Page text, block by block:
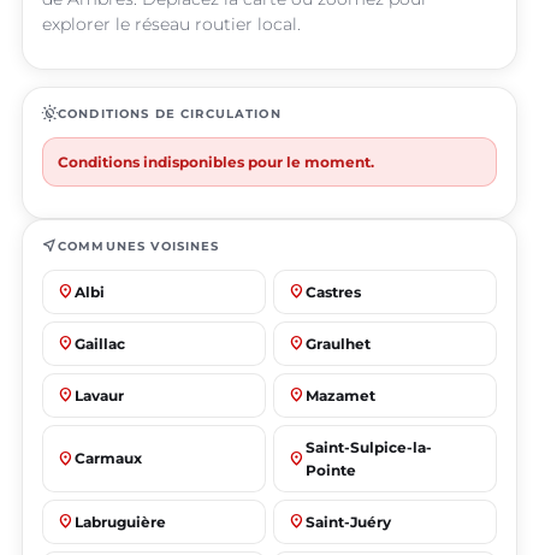
explorer le réseau routier local.
routineCONDITIONS DE CIRCULATION
Conditions indisponibles pour le moment.
near_meCOMMUNES VOISINES
place Albi place Castres
place Gaillac place Graulhet
place Lavaur place Mazamet
place Carmaux place
Saint-Sulpice-la-
Pointe
place Labruguière place Saint-Juéry